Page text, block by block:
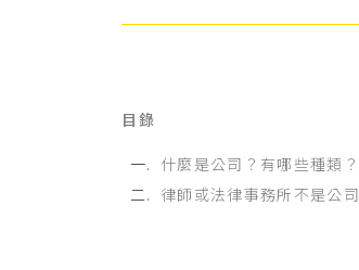
目錄
什麼是公司？有哪些種類？
律師或法律事務所不是公司